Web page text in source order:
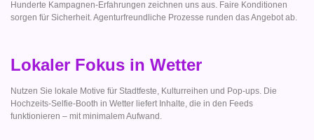
Hunderte Kampagnen-Erfahrungen zeichnen uns aus. Faire Konditionen
sorgen für Sicherheit. Agenturfreundliche Prozesse runden das Angebot ab.
Lokaler Fokus in Wetter
Nutzen Sie lokale Motive für Stadtfeste, Kulturreihen und Pop-ups. Die
Hochzeits-Selfie-Booth in Wetter liefert Inhalte, die in den Feeds
funktionieren – mit minimalem Aufwand.